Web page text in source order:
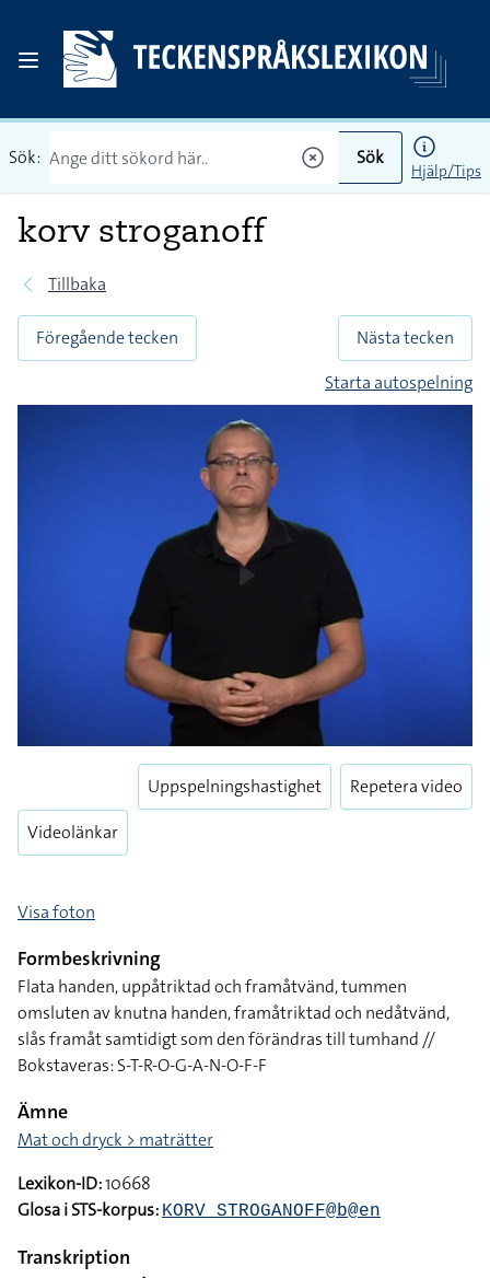
Sök: Sök
Hjälp/Tips
korv stroganoff
Tillbaka
Föregående tecken
Nästa tecken
Starta autospelning
Enter
Videolänkar
Uppspelningshastighet Repetera video
Visa foton
Formbeskrivning
Flata handen, uppåtriktad och framåtvänd, tummen
omsluten av knutna handen, framåtriktad och nedåtvänd,
slås framåt samtidigt som den förändras till tumhand //
Bokstaveras: S-T-R-O-G-A-N-O-F-F
Ämne
Mat och dryck > maträtter
Lexikon-ID:10668
Glosa i STS-korpus: KORV_STROGANOFF@b@en
Transkription